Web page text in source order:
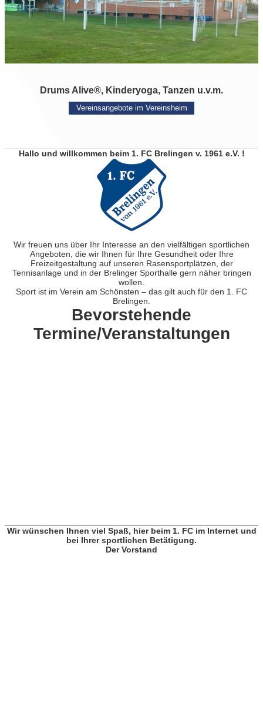
Drums Alive®, Kinderyoga, Tanzen u.v.m.
Vereinsangebote im Vereinsheim
Hallo und willkommen beim 1. FC Brelingen v. 1961 e.V. !
Wir freuen uns über Ihr Interesse an den vielfältigen sportlichen
Angeboten, die wir Ihnen für Ihre Gesundheit oder Ihre
Freizeitgestaltung auf unseren Rasensportplätzen, der
Tennisanlage und in der Brelinger Sporthalle gern näher bringen
wollen.
Sport ist im Verein am Schönsten – das gilt auch für den 1. FC
Brelingen.
Bevorstehende
Termine/Veranstaltungen
Wir wünschen Ihnen viel Spaß, hier beim 1. FC im Internet und
bei Ihrer sportlichen Betätigung.
Der Vorstand